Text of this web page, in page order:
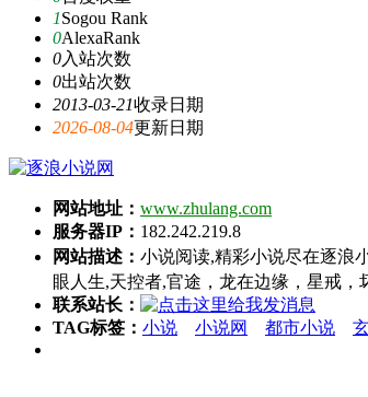
1Sogou Rank
0AlexaRank
0入站次数
0出站次数
2013-03-21收录日期
2026-08-04更新日期
网站地址： www.zhulang.com
服务器IP： 182.242.219.8
网站描述： 小说阅读,精彩小说尽在逐浪
眼人生,天控者,官途，龙在边缘，星戒
联系站长：
TAG标签： 小说 小说网 都市小说